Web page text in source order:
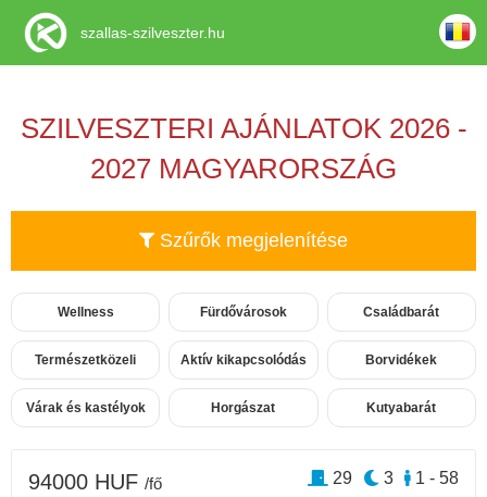
SZILVESZTERI AJÁNLATOK 2026 -
2027 MAGYARORSZÁG
Szűrők megjelenítése
Wellness Fürdővárosok Családbarát
Természetközeli Aktív kikapcsolódás Borvidékek
Várak és kastélyok Horgászat Kutyabarát
94000 HUF /fő 1 - 58
3
29
szallas-szilveszter.hu